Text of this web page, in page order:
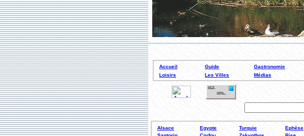
Accueil Guide Gastronomie
Loisirs
Les Villes Médias
Alsace Egypte Turquie Ephèse